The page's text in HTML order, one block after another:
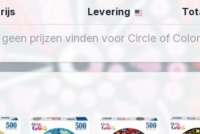
Levering
geen prijzen vinden voor Circle of